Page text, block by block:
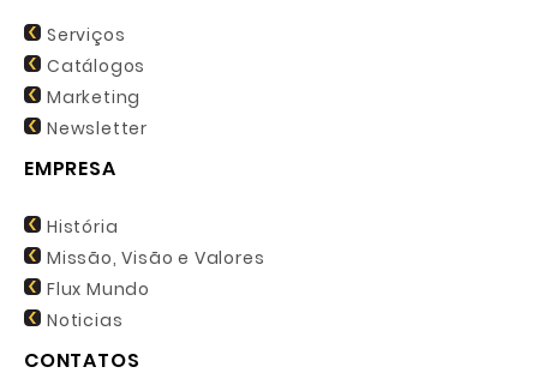
Serviços
Catálogos
Marketing
Newsletter
EMPRESA
História
Missão, Visão e Valores
Flux Mundo
Noticias
CONTATOS